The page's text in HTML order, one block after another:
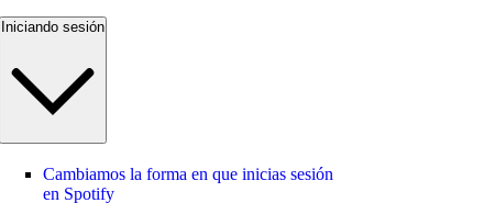
Iniciando sesión
Cambiamos la forma en que inicias sesión
en Spotify